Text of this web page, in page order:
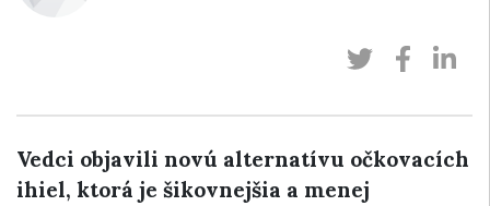
Vedci objavili novú alternatívu očkovacích
ihiel, ktorá je šikovnejšia a menej